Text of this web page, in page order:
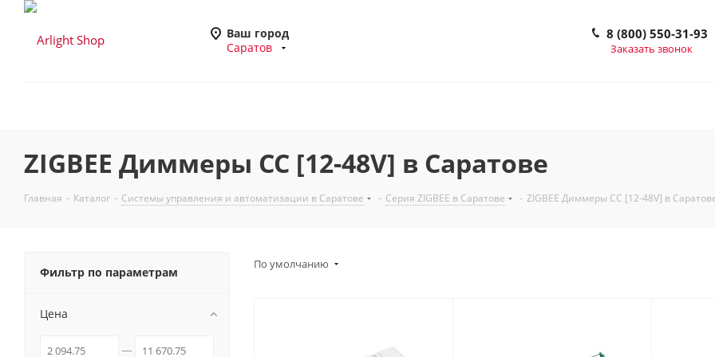
Ваш город
Саратов
8 (800) 550-31-93
Заказать звонок
ZIGBEE Диммеры CC [12-48V] в Саратове
Главная - Каталог - Системы управления и автоматизации в Саратове - Серия ZIGBEE в Саратове - ZIGBEE Диммеры CC [12-48V] в
По умолчанию
Фильтр по параметрам
Цена